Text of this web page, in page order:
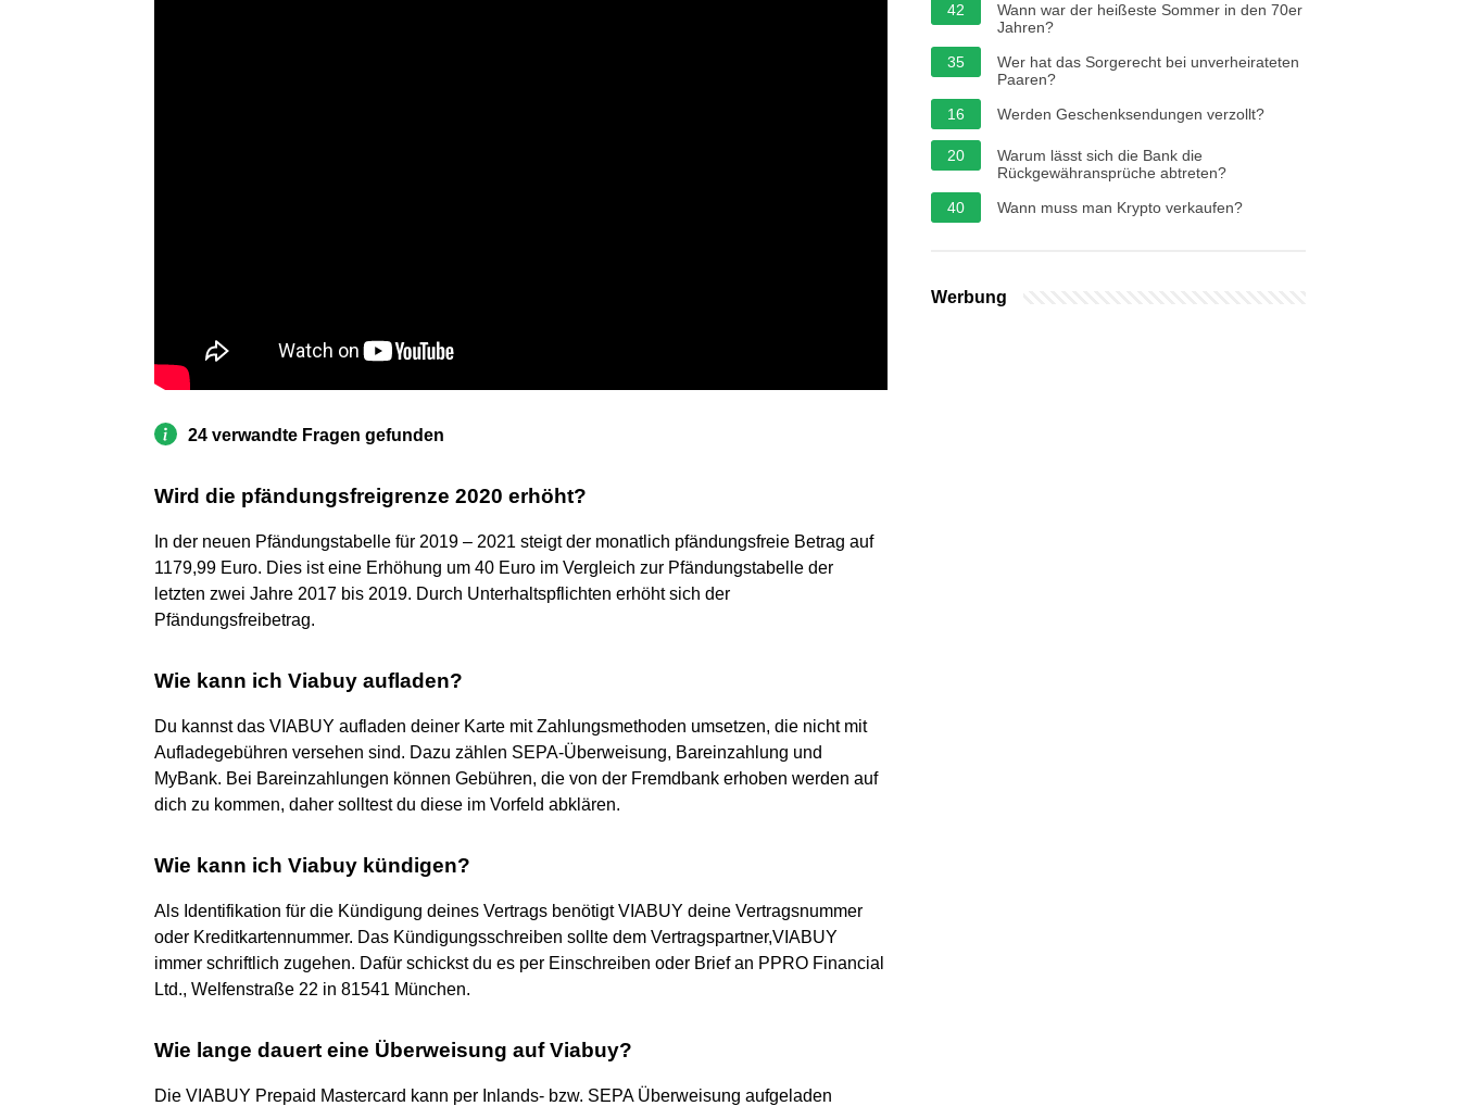
24 verwandte Fragen gefunden
Wird die pfändungsfreigrenze 2020 erhöht?
In der neuen Pfändungstabelle für 2019 – 2021 steigt der monatlich pfändungsfreie Betrag auf
1179,99 Euro. Dies ist eine Erhöhung um 40 Euro im Vergleich zur Pfändungstabelle der
letzten zwei Jahre 2017 bis 2019. Durch Unterhaltspflichten erhöht sich der
Pfändungsfreibetrag.
Wie kann ich Viabuy aufladen?
Du kannst das VIABUY aufladen deiner Karte mit Zahlungsmethoden umsetzen, die nicht mit
Aufladegebühren versehen sind. Dazu zählen SEPA-Überweisung, Bareinzahlung und
MyBank. Bei Bareinzahlungen können Gebühren, die von der Fremdbank erhoben werden auf
dich zu kommen, daher solltest du diese im Vorfeld abklären.
Wie kann ich Viabuy kündigen?
Als Identifikation für die Kündigung deines Vertrags benötigt VIABUY deine Vertragsnummer
oder Kreditkartennummer. Das Kündigungsschreiben sollte dem Vertragspartner,VIABUY
immer schriftlich zugehen. Dafür schickst du es per Einschreiben oder Brief an PPRO Financial
Ltd., Welfenstraße 22 in 81541 München.
Wie lange dauert eine Überweisung auf Viabuy?
Die VIABUY Prepaid Mastercard kann per Inlands- bzw. SEPA Überweisung aufgeladen
42
Wann war der heißeste Sommer in den 70er
Jahren?
35
Wer hat das Sorgerecht bei unverheirateten
Paaren?
16
Werden Geschenksendungen verzollt?
20
Warum lässt sich die Bank die
Rückgewähransprüche abtreten?
40
Wann muss man Krypto verkaufen?
Werbung